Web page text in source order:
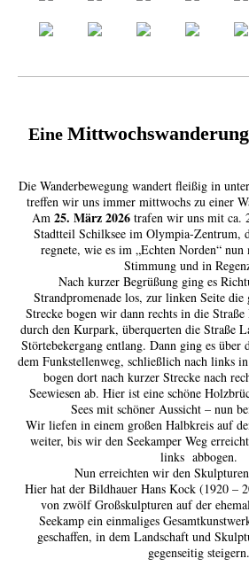
Eine Mittwochswanderung
Die Wanderbewegung wandert fleißig in
treffen wir uns immer mittwochs zu einer
Am 25. März 2026 trafen wir uns mit ca.
Stadtteil Schilksee im Olympia-Zentrum,
regnete, wie es im „Echten Norden“
Stimmung und in
Nach kurzer Begrüßung ging es
Strandpromenade los, zur linken Seite die
Strecke bogen wir dann rechts in die
durch den Kurpark, überquerten die Straße
Störtebekergang entlang. Dann ging es über
dem Funkstellenweg, schließlich nach links
bogen dort nach kurzer Strecke nach
Seewiesen ab. Hier ist eine schöne
Sees mit schöner Aussicht – nun
Wir liefen in einem großen Halbkreis auf
weiter, bis wir den Seekamper Weg
links abbogen.
Nun erreichten wir den
Hier hat der Bildhauer Hans Kock (1920 –
von zwölf Großskulpturen auf der
Seekamp ein einmaliges
geschaffen, in dem Landschaft und
gegenseitig steigern.